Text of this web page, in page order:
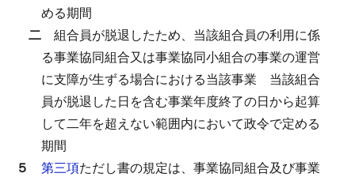
める期間
二 組合員が脱退したため、当該組合員の利用に係
る事業協同組合又は事業協同小組合の事業の運営
に支障が生ずる場合における当該事業
当該組合
員が脱退した日を含む事業年度終了の日から起算
して二年を超えない範囲内において政令で定める
期間
５ 第三項ただし書の規定は、事業協同組合及び事業